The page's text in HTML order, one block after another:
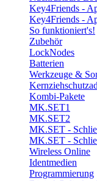
Key4Friends -
Key4Friends -
So funktioniert's!
Zubehör
LockNodes
Batterien
Werkzeuge &
Kombi-Pakete
MK.SET1
MK.SET2
MK.SET -
MK.SET -
Wireless Online
Identmedien
Programmierung